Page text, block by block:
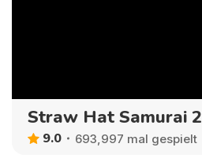
Straw Hat Samurai 2
9.0 693,997 mal gespielt